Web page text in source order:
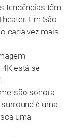
tendências têm
Em São
cada vez mais
está se
sonora
é uma
uma